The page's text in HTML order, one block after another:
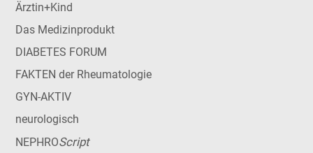
Ärztin+Kind
Das Medizinprodukt
DIABETES FORUM
FAKTEN der Rheumatologie
GYN-AKTIV
neurologisch
NEPHROScript